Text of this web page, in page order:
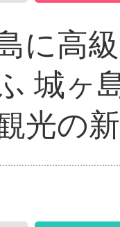
に高
城ヶ
光の